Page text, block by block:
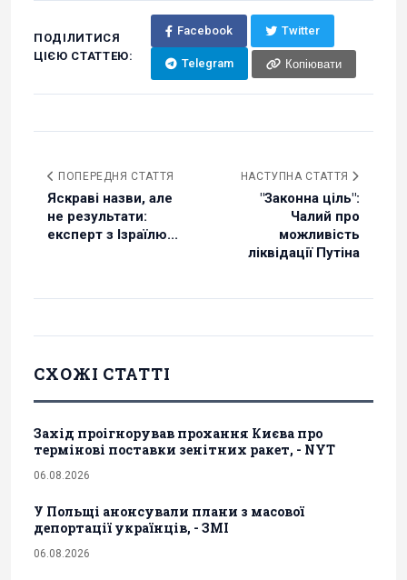
ПОДІЛИТИСЯ
ЦІЄЮ СТАТТЕЮ:
Facebook Twitter
Telegram Копіювати
ПОПЕРЕДНЯ СТАТТЯ
Яскраві назви, але
не результати:
експерт з Ізраїлю...
НАСТУПНА СТАТТЯ
"Законна ціль":
Чалий про
можливість
ліквідації Путіна
СХОЖІ СТАТТІ
Захід проігнорував прохання Києва про
термінові поставки зенітних ракет, - NYT
06.08.2026
У Польщі анонсували плани з масової
депортації українців, - ЗМІ
06.08.2026